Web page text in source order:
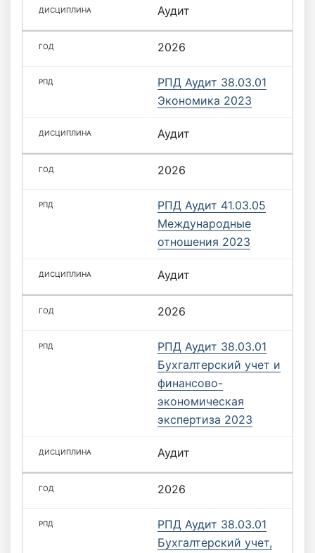
Аудит
2026
РПД Аудит 38.03.01
Экономика 2023
Аудит
2026
РПД Аудит 41.03.05
Международные
отношения 2023
Аудит
2026
РПД Аудит 38.03.01
Бухгалтерский учет и
финансово-
экономическая
экспертиза 2023
Аудит
2026
РПД Аудит 38.03.01
Бухгалтерский учет,